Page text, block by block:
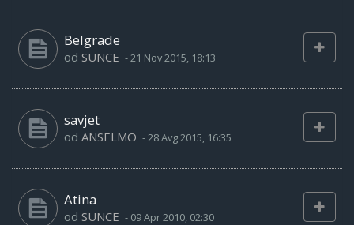
Belgrade
od SUNCE -21 Nov 2015, 18:13
savjet
od ANSELMO -28 Avg 2015, 16:35
Atina
od SUNCE - 09 Apr 2010, 02:30